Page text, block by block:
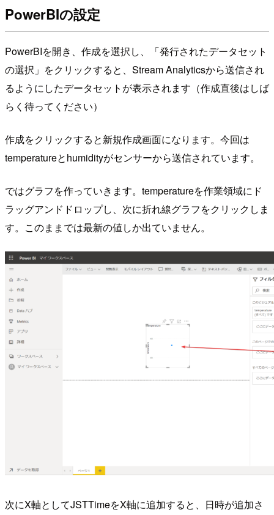
PowerBIの設定
PowerBIを開き、作成を選択し、「発行されたデータセット
の選択」をクリックすると、Stream Analyticsから送信され
るようにしたデータセットが表示されます（作成直後はしば
らく待ってください）
作成をクリックすると新規作成画面になります。今回は
temperatureとhumidityがセンサーから送信されています。
ではグラフを作っていきます。temperatureを作業領域にド
ラッグアンドドロップし、次に折れ線グラフをクリックしま
す。このままでは最新の値しか出ていません。
次にX軸としてJSTTimeをX軸に追加すると、日時が追加さ